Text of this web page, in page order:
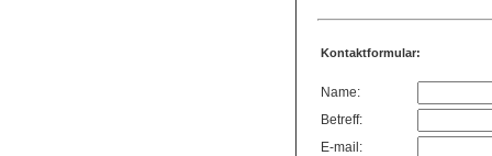
Kontaktformular:
Name:
Betreff:
E-mail: